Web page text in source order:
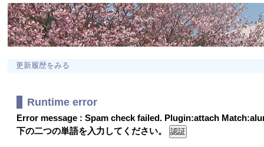
更新履歴をみる
Runtime error
Error message : Spam check failed. Plugin:attach
下の二つの単語を入力してください。